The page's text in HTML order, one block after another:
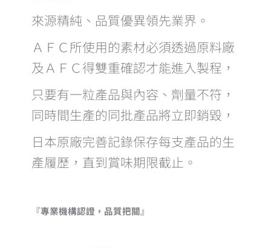
來源精純、品質優異領先業界。
ＡＦＣ所使用的素材必須透過原料廠
及ＡＦＣ得雙重確認才能進入製程，
只要有一粒產品與內容、劑量不符，
同時間生產的同批產品將立即銷毀，
日本原廠完善記錄保存每支產品的生
產履歷，直到賞味期限截止。
『專業機構認證，品質把關』